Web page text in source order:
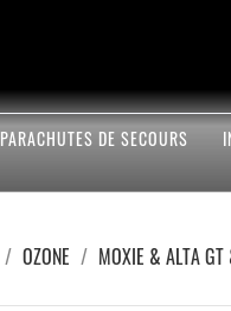
PARACHUTES DE SECOURS
OZONE MOXIE & ALTA